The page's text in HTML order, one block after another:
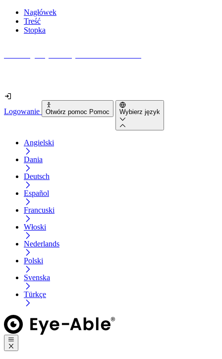
Nagłówek
Treść
Stopka
Logowanie Otwórz pomoc Pomoc Wybierz język
Angielski
Dania
Deutsch
Español
Francuski
Włoski
Nederlands
Polski
Svenska
Türkçe